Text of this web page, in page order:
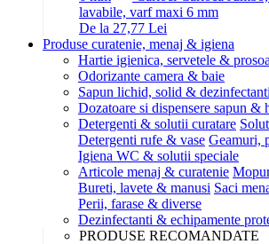
lavabile, varf maxi 6 mm
De la 27,77 Lei
Produse curatenie, menaj & igiena
Hartie igienica, servetele &
Odorizante camera & baie
Sapun lichid, solid &
Dozatoare si dispensere sapun &
Detergenti & solutii curatare
Detergenti rufe & vase Geamuri,
Igiena WC & solutii speciale
Articole menaj & curatenie
Bureti, lavete & manusi Saci
Perii, farase & diverse
Dezinfectanti & echipamente
PRODUSE RECOMANDATE